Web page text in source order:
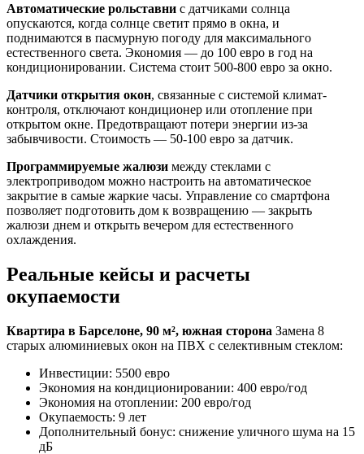
Автоматические рольставни с датчиками солнца
опускаются, когда солнце светит прямо в окна, и
поднимаются в пасмурную погоду для максимального
естественного света. Экономия — до 100 евро в год на
кондиционировании. Система стоит 500-800 евро за окно.
Датчики открытия окон, связанные с системой климат-
контроля, отключают кондиционер или отопление при
открытом окне. Предотвращают потери энергии из-за
забывчивости. Стоимость — 50-100 евро за датчик.
Программируемые жалюзи между стеклами с
электроприводом можно настроить на автоматическое
закрытие в самые жаркие часы. Управление со смартфона
позволяет подготовить дом к возвращению — закрыть
жалюзи днем и открыть вечером для естественного
охлаждения.
Реальные кейсы и расчеты
окупаемости
Квартира в Барселоне, 90 м², южная сторона Замена 8
старых алюминиевых окон на ПВХ с селективным стеклом:
Инвестиции: 5500 евро
Экономия на кондиционировании: 400 евро/год
Экономия на отоплении: 200 евро/год
Окупаемость: 9 лет
Дополнительный бонус: снижение уличного шума на 15
дБ